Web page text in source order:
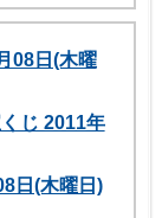
08日(木曜
じ 2011年
日(木曜日)